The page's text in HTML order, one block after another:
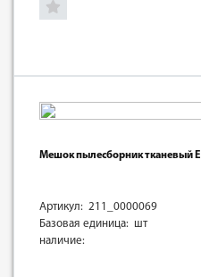
Мешок пылесборник тканевый
Артикул: 211_0000069
Базовая единица: шт
наличие: